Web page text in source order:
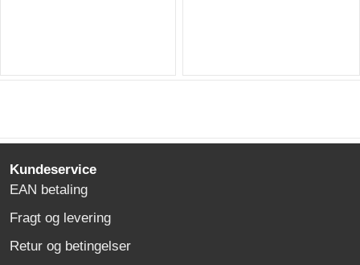
Kundeservice
EAN betaling
Fragt og levering
Retur og betingelser